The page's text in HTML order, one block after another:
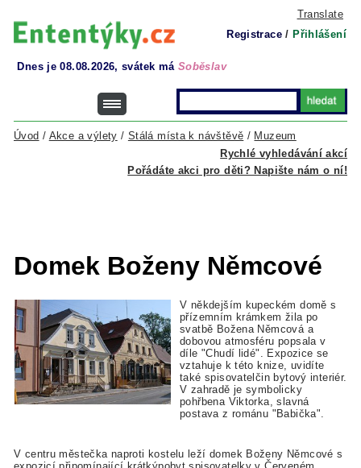
Translate
Registrace / Přihlášení
Dnes je 08.08.2026, svátek má Soběslav
Rychlé vyhledávání akcí
Úvod / Akce a výlety / Stálá místa k návštěvě / Muzeum
Pořádáte akci pro děti? Napište nám o ní!
Domek Boženy Němcové
V někdejším kupeckém domě s
přízemním krámkem žila po
svatbě Božena Němcová a
dobovou atmosféru popsala v
díle "Chudí lidé". Expozice se
vztahuje k této knize, uvidíte
také spisovatelčin bytový interiér.
V zahradě je symbolicky
pohřbena Viktorka, slavná
postava z románu "Babička".
V centru městečka naproti kostelu leží domek Boženy Němcové s